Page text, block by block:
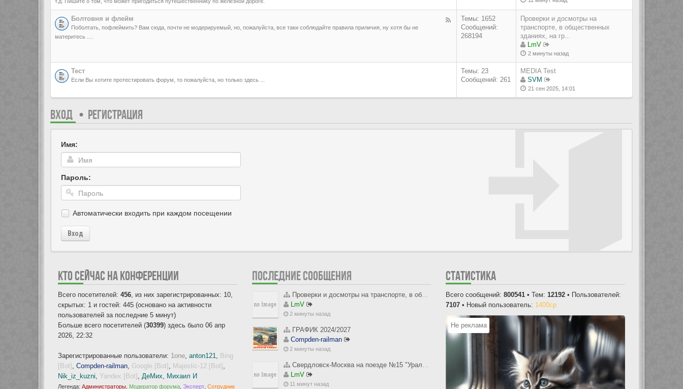
Болтовня и флейм
Поболтать, пофлеймить? Вам сюда, почти не модерируемый, но, пожалуйста, все таки соблюдайте правила приличия, ну хотя бы не
материтесь ....
Темы: 1652
Сообщений:
268194
Проверки и досмотры на
транспорте, в общественных
зданиях, на гр...
LmV
2 минуты назад
Тест
Если Вы хотите протестировать форум, то пожалуйста, но только здесь ...
Темы: 23
Сообщений: 261
MEDIA Test
SVM
21 сен 2025, 14:01
ВХОД • РЕГИСТРАЦИЯ
Имя:
Пароль:
Автоматически входить при каждом посещении
Вход
КТО СЕЙЧАС НА КОНФЕРЕНЦИИ
Всего посетителей: 456, из них зарегистрированных: 10,
скрытых: 1 и гостей: 445 (основано на активности
пользователей за последние 5 минут)
Больше всего посетителей (30399) здесь было 06 апр
2026, 22:32
Зарегистрированные пользователи: 1one, anton121, Bing
[Bot] , Compden-railman, Google [Bot] , Majestic-12 [Bot] ,
Nik_iz_kuzni, Yandex [Bot] , ДеМих, Михаил И
Легенда: Администраторы Модератор форума Эксперт Сотрудник
ПОСЛЕДНИЕ СООБЩЕНИЯ
Проверки и досмотры на транспорте, в общественных зданиях, на границе и рядом (обсуждения и проблемы)
LmV
2 минуты назад
ГРАФИК 2024/2027
Compden-railman
2 минуты назад
Свердловск-Москва на поезде №15 "Урал" 6-7 августа 1995 года
LmV
11 минут назад
СТАТИСТИКА
Всего сообщений:800541 • Тем:12192 • Пользователей:
7107 • Новый пользователь: 1400cp
Не реклама